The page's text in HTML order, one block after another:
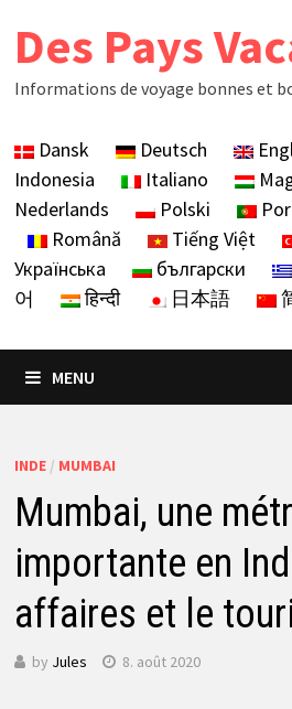
Des Pays
Informations de voyage bonnes et
Dansk Deutsch
Indonesia
Italiano
Nederlands
Polski
Română
Tiếng Việt
Українська
български
어
हिन्दी 日本語
MENU
INDE/ MUMBAI
Mumbai, une
importante en
affaires et le
by Jules 8. août 2020